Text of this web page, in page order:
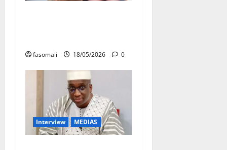
fasomali 18/05/2026 0
Interview MEDIAS